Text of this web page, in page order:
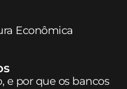
Econômica
e por que os bancos